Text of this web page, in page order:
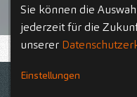
Aktuelle Stellenangebote
Sie können die
jederzeit für die
unserer
Einstellungen